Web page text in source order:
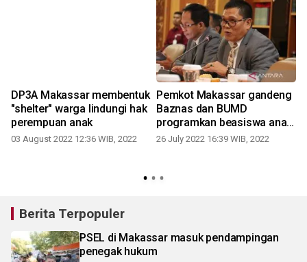
DP3A Makassar membentuk
"shelter" warga lindungi hak
perempuan anak
03 August 2022 12:36 WIB, 2022
Pemkot Makassar gandeng
Baznas dan BUMD
programkan beasiswa anak
lorong
26 July 2022 16:39 WIB, 2022
Berita Terpopuler
PSEL di Makassar masuk pendampingan
penegak hukum